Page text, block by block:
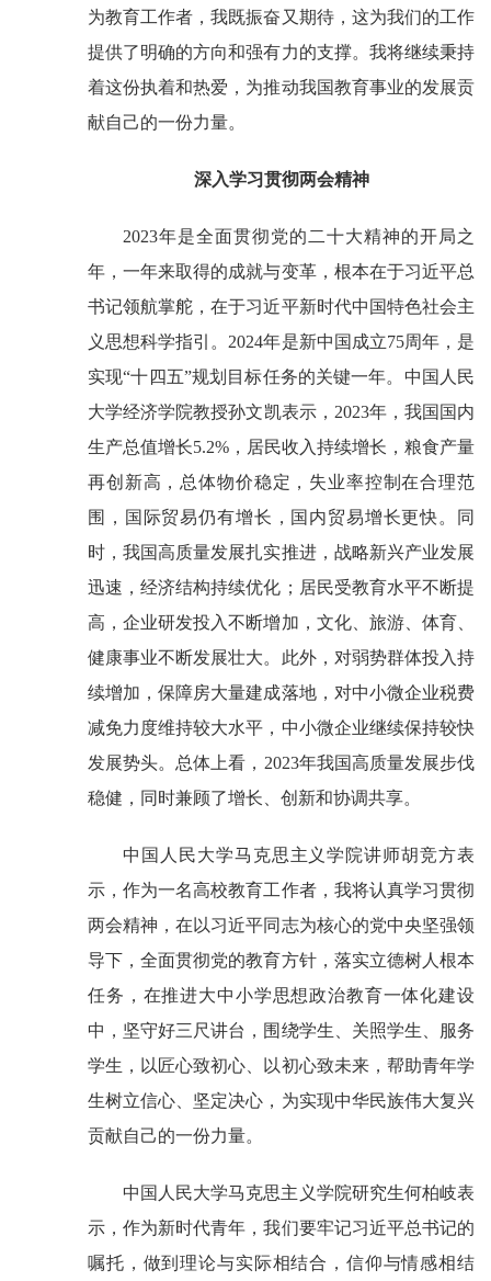
为教育工作者，我既振奋又期待，这为我们的工作
提供了明确的方向和强有力的支撑。我将继续秉持
着这份执着和热爱，为推动我国教育事业的发展贡
献自己的一份力量。
深入学习贯彻两会精神
2023年是全面贯彻党的二十大精神的开局之
年，一年来取得的成就与变革，根本在于习近平总
书记领航掌舵，在于习近平新时代中国特色社会主
义思想科学指引。2024年是新中国成立75周年，是
实现“十四五”规划目标任务的关键一年。中国人民
大学经济学院教授孙文凯表示，2023年，我国国内
生产总值增长5.2%，居民收入持续增长，粮食产量
再创新高，总体物价稳定，失业率控制在合理范
围，国际贸易仍有增长，国内贸易增长更快。同
时，我国高质量发展扎实推进，战略新兴产业发展
迅速，经济结构持续优化；居民受教育水平不断提
高，企业研发投入不断增加，文化、旅游、体育、
健康事业不断发展壮大。此外，对弱势群体投入持
续增加，保障房大量建成落地，对中小微企业税费
减免力度维持较大水平，中小微企业继续保持较快
发展势头。总体上看，2023年我国高质量发展步伐
稳健，同时兼顾了增长、创新和协调共享。
中国人民大学马克思主义学院讲师胡竞方表
示，作为一名高校教育工作者，我将认真学习贯彻
两会精神，在以习近平同志为核心的党中央坚强领
导下，全面贯彻党的教育方针，落实立德树人根本
任务，在推进大中小学思想政治教育一体化建设
中，坚守好三尺讲台，围绕学生、关照学生、服务
学生，以匠心致初心、以初心致未来，帮助青年学
生树立信心、坚定决心，为实现中华民族伟大复兴
贡献自己的一份力量。
中国人民大学马克思主义学院研究生何柏岐表
示，作为新时代青年，我们要牢记习近平总书记的
嘱托，做到理论与实际相结合，信仰与情感相结